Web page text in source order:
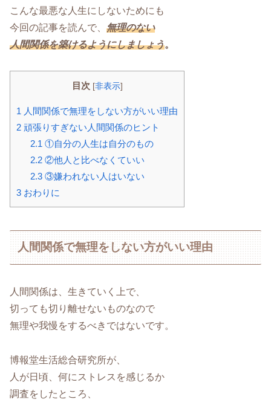
こんな最悪な人生にしないためにも
今回の記事を読んで、 無理のない
人間関係を築けるようにしましょう。
目次 [非表示]
1 人間関係で無理をしない方がいい理由
2 頑張りすぎない人間関係のヒント
2.1 ①自分の人生は自分のもの
2.2②他人と比べなくていい
2.3③嫌われない人はいない
3 おわりに
人間関係で無理をしない方がいい理由
人間関係は、生きていく上で、
切っても切り離せないものなので
無理や我慢をするべきではないです。
博報堂生活総合研究所が、
人が日頃、何にストレスを感じるか
調査をしたところ、